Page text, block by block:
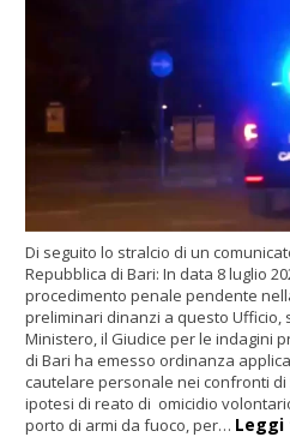
Di seguito lo stralcio di un
Repubblica di Bari: In data 8 luglio
procedimento penale pendente
preliminari dinanzi a questo Ufficio,
Ministero, il Giudice per le indagini
di Bari ha emesso ordinanza
cautelare personale nei confronti
ipotesi di reato di omicidio
porto di armi da fuoco, per…